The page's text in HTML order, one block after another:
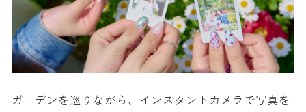
ガーデンを巡りながら、 インスタントカメラ で写真を